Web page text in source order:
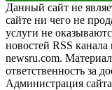
Данный сайт не
сайте ни чего не
услуги не
новостей RSS
newsru.com.
ответственность за
Администрация сайта